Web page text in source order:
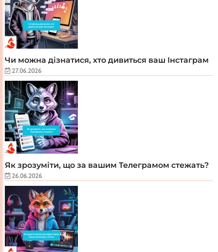
Чи можна дізнатися, хто дивиться ваш Інстаграм
27.06.2026
Як зрозуміти, що за вашим Телеграмом стежать?
26.06.2026